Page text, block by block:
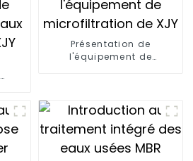
Présentation de
l'équipement de